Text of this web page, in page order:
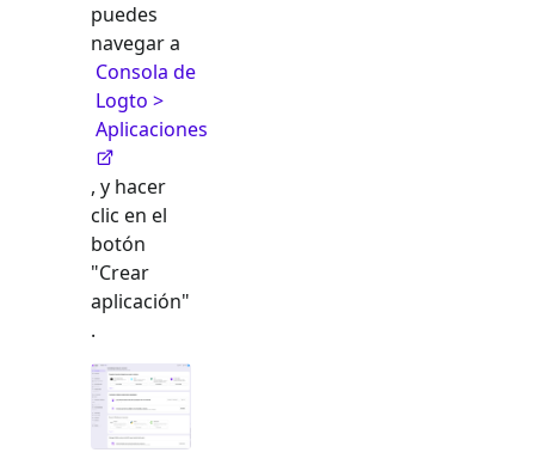
puedes
navegar a
Consola de
Logto >
Aplicaciones
, y hacer
clic en el
botón
"Crear
aplicación"
.